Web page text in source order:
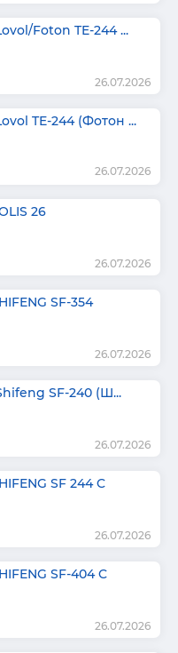
Foton TE-244 ...
26.07.2026
TE-244 (Фотон ...
26.07.2026
26
26.07.2026
SF-354
26.07.2026
SF-240 (Ш...
26.07.2026
SF 244 C
26.07.2026
SF-404 C
26.07.2026